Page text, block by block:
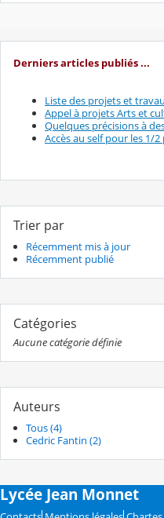
Derniers articles publiés ...
Liste des projets et
Appel à projets Arts et
Quelques précisions à
Accès au self pour les 1/
Trier par
Récemment mis à jour
Récemment publié
Catégories
Aucune catégorie définie
Auteurs
Tous (4)
Cedric Fantin (2)
Lycée Jean Monnet